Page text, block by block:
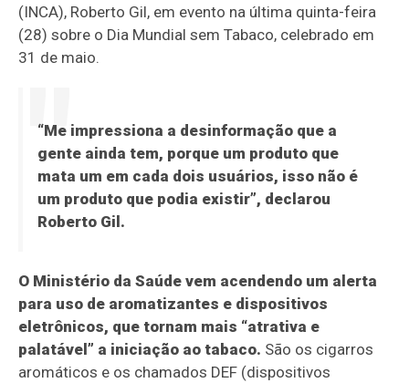
(INCA), Roberto Gil, em evento na última quinta-feira
(28) sobre o Dia Mundial sem Tabaco, celebrado em
31 de maio.
“Me impressiona a desinformação que a
gente ainda tem, porque um produto que
mata um em cada dois usuários, isso não é
um produto que podia existir”, declarou
Roberto Gil.
O Ministério da Saúde vem acendendo um alerta
para uso de aromatizantes e dispositivos
eletrônicos, que tornam mais “atrativa e
palatável” a iniciação ao tabaco. São os cigarros
aromáticos e os chamados DEF (dispositivos